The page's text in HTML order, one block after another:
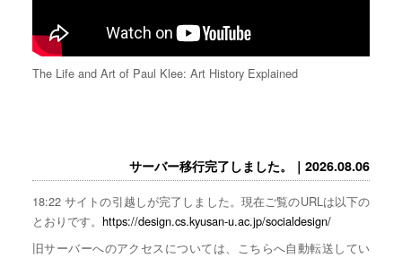
The Life and Art of Paul Klee: Art History Explained
サーバー移行完了しました。｜2026.08.06
18:22 サイトの引越しが完了しました。現在ご覧のURLは以下の
とおりです。 https://design.cs.kyusan-u.ac.jp/socialdesign/
旧サーバーへのアクセスについては、こちらへ自動転送してい